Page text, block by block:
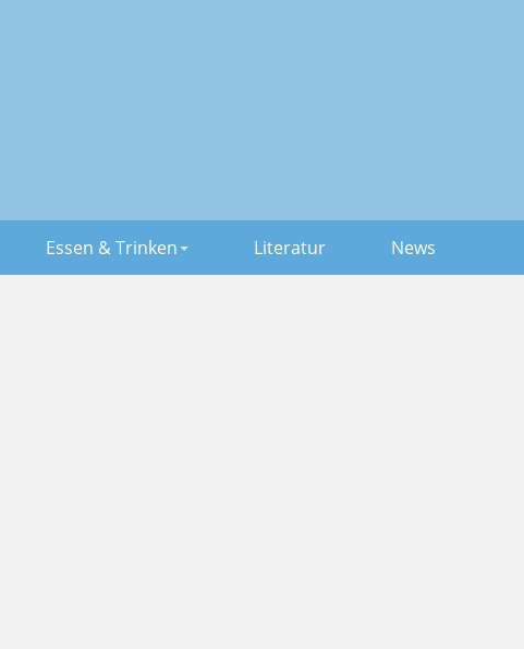
Essen & Trinken Literatur News